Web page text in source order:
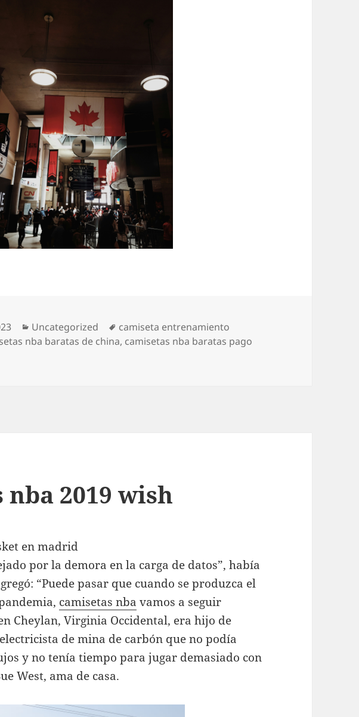
Categorías
Uncategorized Etiquetas
camiseta entrenamiento
nba baratas de china, camisetas nba baratas pago
nba 2019 wish
por la demora en la carga de datos”, había
“Puede pasar que cuando se produzca el
camisetas nba vamos a seguir
Cheylan, Virginia Occidental, era hijo de
de mina de carbón que no podía
y no tenía tiempo para jugar demasiado con
West, ama de casa.